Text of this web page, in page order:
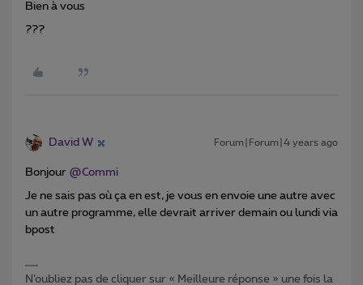
Bien à vous
???
David W Forum|Forum|4 years ago
Bonjour @Commi
Je ne sais pas où ça en est, je vous en envoie une autre avec
un autre programme, elle devrait arriver demain ou lundi via
bpost
N’oubliez pas de cliquer sur « Meilleure réponse » une fois la